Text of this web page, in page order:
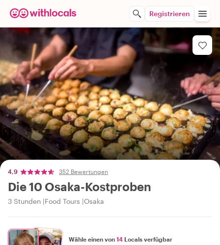
Registrieren
4,9 352 Bewertungen
Die 10 Osaka-Kostproben
3 Stunden Food Tours Osaka
Wähle einen von 14 Locals verfügbar